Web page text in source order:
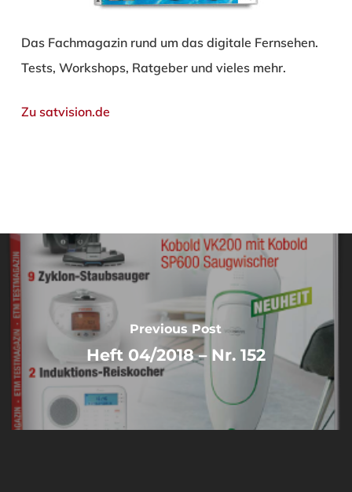
Das Fachmagazin rund um das digitale Fernsehen.
Tests, Workshops, Ratgeber und vieles mehr.
Zu satvision.de
Previous Post
Heft 04/2018 – Nr. 152